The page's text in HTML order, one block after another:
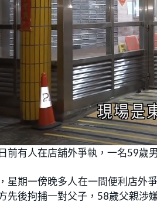
前有人在店舖外爭執，一名59
星期一傍晚多人在一間便利店外
先後拘捕一對父子，58歲父親涉